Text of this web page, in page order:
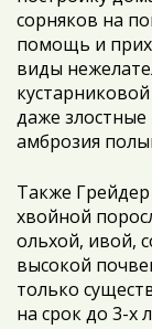
сорняков на
помощь и
виды
даже
амброзия
Также Грейдер
хвойной
ольхой, ивой,
высокой
только
на срок до 3-х